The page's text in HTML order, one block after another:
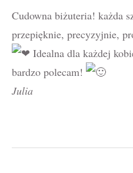
Cudowna biżuteria! każda
przepięknie, precyzyjnie,
Idealna dla każdej
bardzo polecam!
Julia